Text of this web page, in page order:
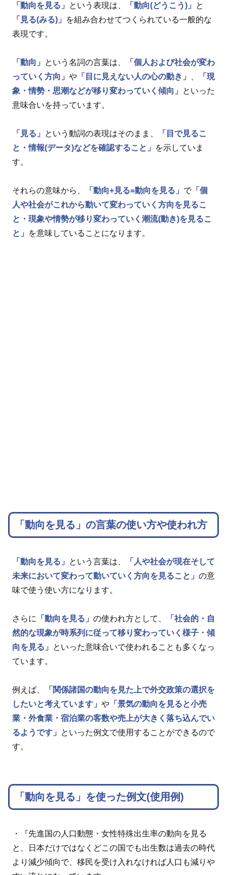
「動向を見る」 という表現は、 「動向(どうこう)」
と
「見る(みる)」
を組み合わせてつくられている一般的な
表現です。
「動向」 という名詞の言葉は、
「個人および社会が変わ
っていく方向」 や 「目に見えない人の心の動き」
「現
象・情勢・思潮などが移り変わっていく傾向」
といった
意味合いを持っています。
「見る」 という動詞の表現はそのまま、
「目で見るこ
と・情報(データ)などを確認すること」
を示していま
す。
それらの意味から、 「動向+見る=動向を見る」 で「個
人や社会がこれから動いて変わっていく方向を見るこ
と・現象や情勢が移り変わっていく潮流(動き)を見るこ
と」
を意味していることになります。
「動向を見る」の言葉の使い方や使われ方
「動向を見る」 という言葉は、
「人や社会が現在そして
未来において変わって動いていく方向を見ること」 の意
味で使う使い方になります。
さらに 「動向を見る」 の使われ方として、
「社会的・自
然的な現象が時系列に従って移り変わっていく様子・傾
向を見る」
といった意味合いで使われることも多くなっ
ています。
例えば、
「関係諸国の動向を見た上で外交政策の選択を
したいと考えています」 や 「景気の動向を見ると小売
業・外食業・宿泊業の客数や売上が大きく落ち込んでい
るようです」
といった例文で使用することができるので
す。
「動向を見る」を使った例文(使用例)
・『先進国の人口動態・女性特殊出生率の動向を見る
と、日本だけではなくどこの国でも出生数は過去の時代
より減少傾向で、移民を受け入れなければ人口も減りや